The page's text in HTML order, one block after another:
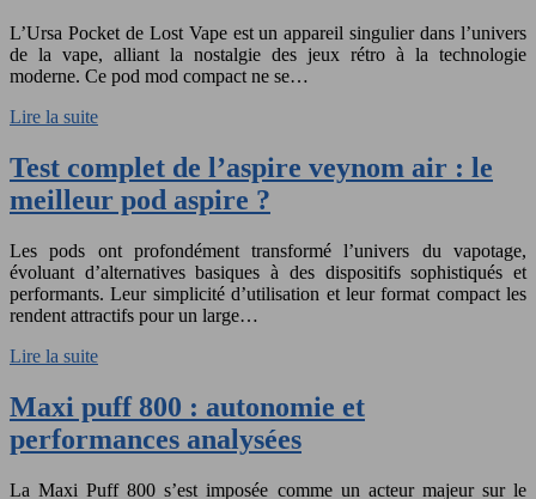
L’Ursa Pocket de Lost Vape est un appareil singulier dans l’univers
de la vape, alliant la nostalgie des jeux rétro à la technologie
moderne. Ce pod mod compact ne se…
Lire la suite
Test complet de l’aspire veynom air : le
meilleur pod aspire ?
Les pods ont profondément transformé l’univers du vapotage,
évoluant d’alternatives basiques à des dispositifs sophistiqués et
performants. Leur simplicité d’utilisation et leur format compact les
rendent attractifs pour un large…
Lire la suite
Maxi puff 800 : autonomie et
performances analysées
La Maxi Puff 800 s’est imposée comme un acteur majeur sur le